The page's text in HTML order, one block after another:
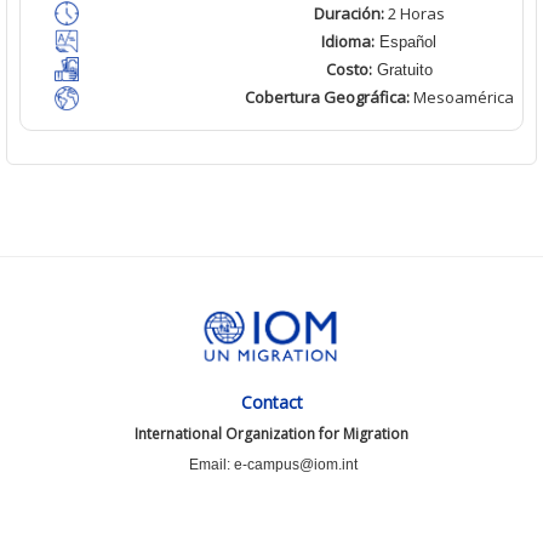
Duración:2 Horas
Idioma: Español
Costo:Gratuito
Cobertura Geográfica:Mesoamérica
Contact
International Organization for Migration
Email: e-campus@iom.int